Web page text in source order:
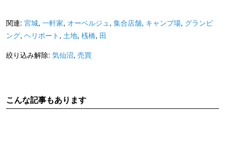
関連: 宮城, 一軒家, オーベルジュ, 集合店舗, キャンプ場, グランピ
ング, ヘリポート , 土地, 桟橋, 田
絞り込み解除: 気仙沼, 売買
こんな記事もあります